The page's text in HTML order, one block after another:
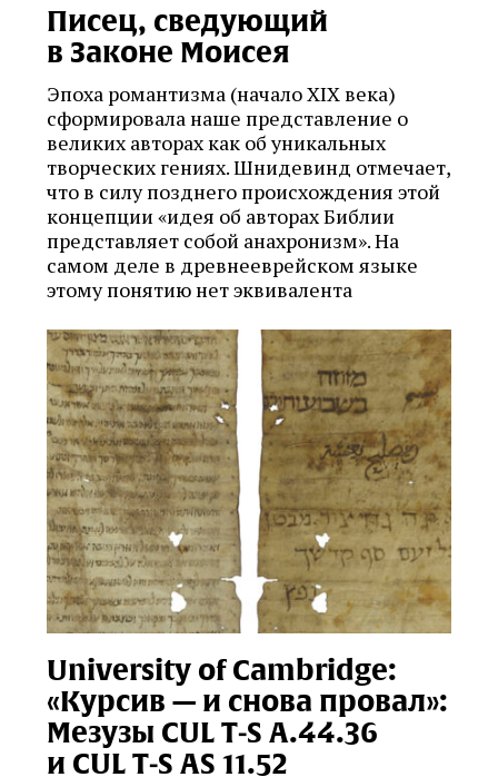
Писец, сведующий
в Законе Моисея
Эпоха романтизма (начало XIX века)
сформировала наше представление о
великих авторах как об уникальных
творческих гениях. Шнидевинд отмечает,
что в силу позднего происхождения этой
концепции «идея об авторах Библии
представляет собой анахронизм». На
самом деле в древнееврейском языке
этому понятию нет эквивалента
University of Cambridge:
«Курсив — и снова провал»:
Мезузы CUL T‑S A.44.36
и CUL T‑S AS 11.52